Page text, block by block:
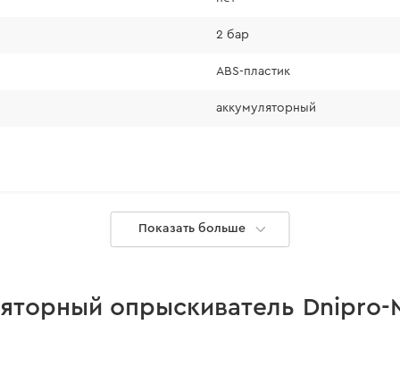
зависимости от
химикатов
2 бар
ABS-пластик
аккумуляторный
1 шт.
1 шт.
Показать больше
опрыскиватель Dnipro-